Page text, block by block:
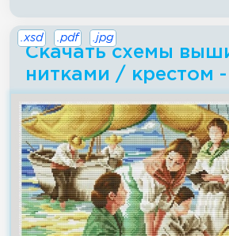
Скачать схемы
нитками / крестом
.xsd .pdf .jpg